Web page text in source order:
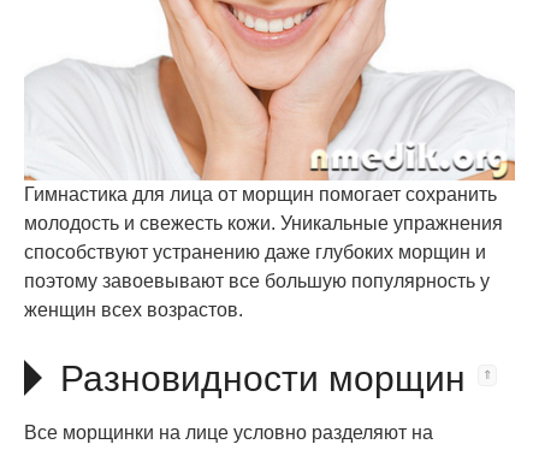
Гимнастика для лица от морщин помогает сохранить
молодость и свежесть кожи. Уникальные упражнения
способствуют устранению даже глубоких морщин и
поэтому завоевывают все большую популярность у
женщин всех возрастов.
Разновидности морщин
Все морщинки на лице условно разделяют на